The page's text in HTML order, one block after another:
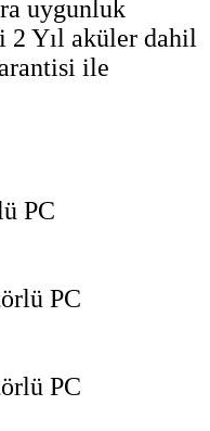
uygunluk
2 Yıl aküler dahil
ile
PC
PC
PC